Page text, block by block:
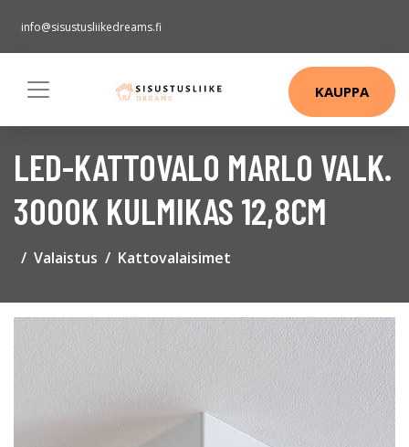
info@sisustusliikedreams.fi
KAUPPA
LED-KATTOVALO MARLO VALK.
3000K KULMIKAS 12,8CM
Valaistus Kattovalaisimet